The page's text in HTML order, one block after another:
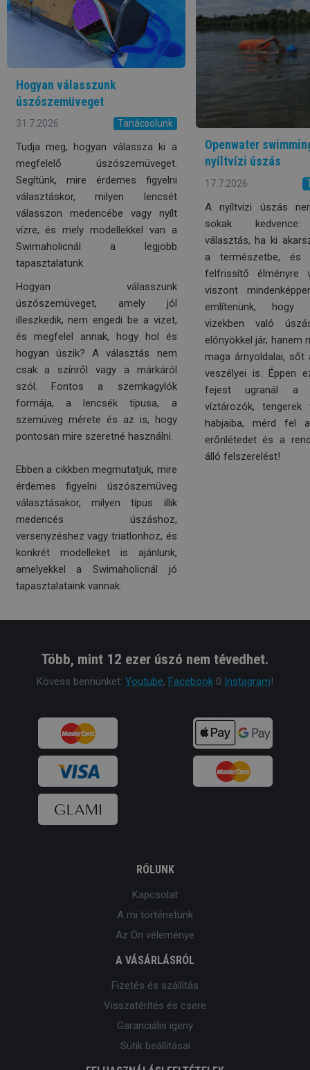
Hogyan válasszunk
úszószemüveget
31.7.2026 Tanácsolunk
Tudja meg, hogyan válassza ki a
megfelelő úszószemüveget.
Segítünk, mire érdemes figyelni
választáskor, milyen lencsét
válasszon medencébe vagy nyílt
vízre, és mely modellekkel van a
Swimaholicnál a legjobb
tapasztalatunk.
Hogyan válasszunk
úszószemüveget, amely jól
illeszkedik, nem engedi be a vizet,
és megfelel annak, hogy hol és
hogyan úszik? A választás nem
csak a színről vagy a márkáról
szól. Fontos a szemkagylók
formája, a lencsék típusa, a
szemüveg mérete és az is, hogy
pontosan mire szeretné használni.
Ebben a cikkben megmutatjuk, mire
érdemes figyelni úszószemüveg
választásakor, milyen típus illik
medencés úszáshoz,
versenyzéshez vagy triatlonhoz, és
konkrét modelleket is ajánlunk,
amelyekkel a Swimaholicnál jó
tapasztalataink vannak.
Openwater
nyíltvízi úszás
17.7.2026
A nyíltvízi úszás
sokak
választás, ha ki
a természetbe, és
felfrissítő élményre
viszont
említenünk,
vizekben való
előnyökkel jár, hanem
maga árnyoldalai, sőt
veszélyei is. Éppen
fejest ugranál a
víztározók, tengerek
habjaiba, mérd fel
erőnlétedet és a
álló felszerelést!
Több, mint 12 ezer úszó nem tévedhet.
Kövess bennünket: Youtube, Facebook 0 Instagram!
RÓLUNK
Kapcsolat
A mi történetünk
Az Ön véleménye
A VÁSÁRLÁSRÓL
Fizetés és szállítás
Visszatérítés és csere
Garanciális igeny
Sütik beállításai